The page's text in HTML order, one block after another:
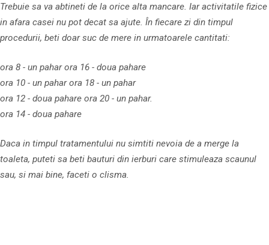
Trebuie sa va abtineti de la orice alta mancare. Iar activitatile fizice
in afara casei nu pot decat sa ajute. În fiecare zi din timpul
procedurii, beti doar suc de mere in urmatoarele cantitati:
ora 8 - un pahar ora 16 - doua pahare
ora 10 - un pahar ora 18 - un pahar
ora 12 - doua pahare ora 20 - un pahar.
ora 14 - doua pahare
Daca in timpul tratamentului nu simtiti nevoia de a merge la
toaleta, puteti sa beti bauturi din ier­buri care stimuleaza scaunul
sau, si mai bine, faceti o clisma.